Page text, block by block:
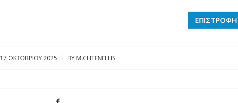
ΕΠΙΣΤΡΟΦΗ
17 ΟΚΤΩΒΡΊΟΥ 2025
/ BY M.CHTENELLIS